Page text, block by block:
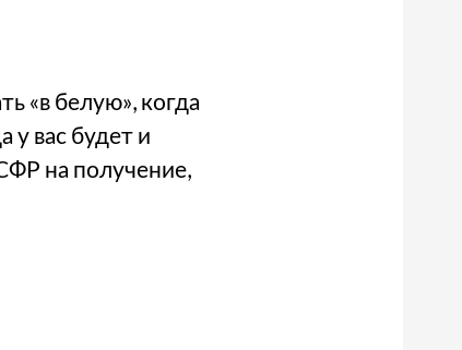
«в белую», когда
у вас будет и
на получение,